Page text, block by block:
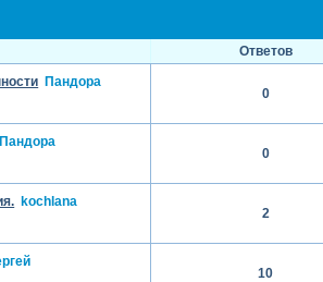
Ответов
Пандора
0
Пандора
0
kochlana
2
10